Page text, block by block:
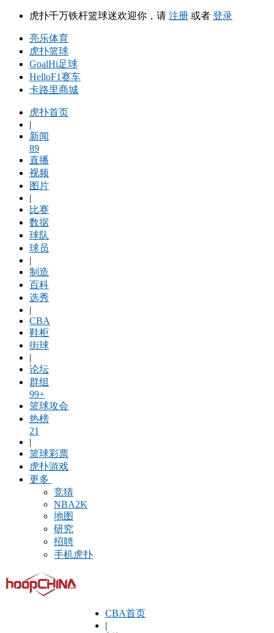
虎扑千万铁杆篮球迷欢迎你，请 注册 或者 登录
亮乐体育
虎扑篮球
GoalHi足球
HelloF1赛车
卡路里商城
虎扑首页
|
新闻
89
直播
视频
图片
|
比赛
数据
球队
球员
|
制造
百科
选秀
|
CBA
鞋柜
街球
|
论坛
群组
99+
篮球攻会
热榜
21
|
篮球彩票
虎扑游戏
更多
竞猜
NBA2K
地图
研究
招聘
手机虎扑
CBA首页
|